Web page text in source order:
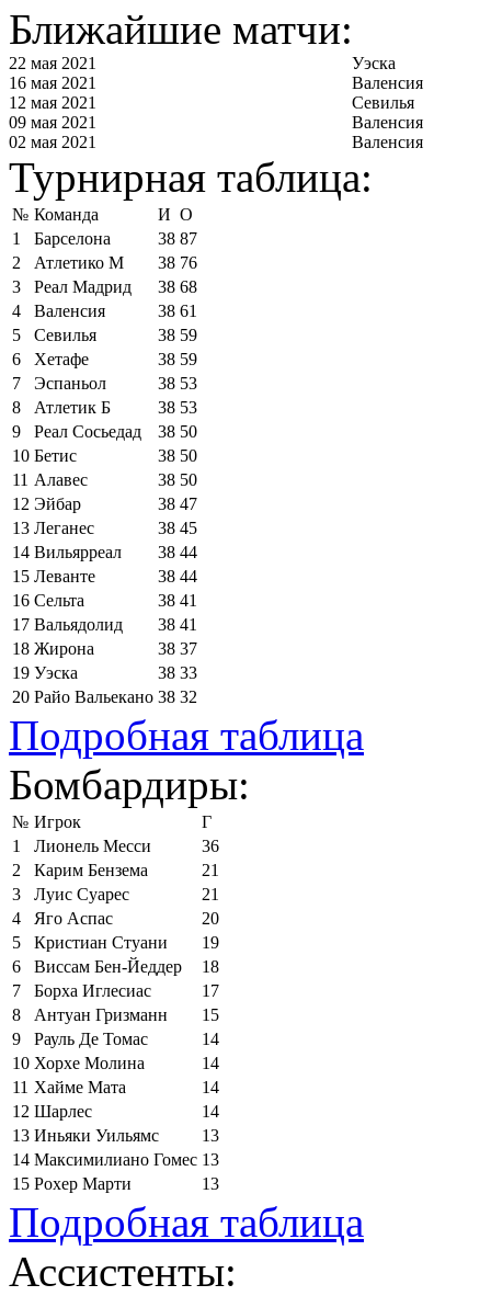
Ближайшие матчи:
22 мая 2021
Уэска
16 мая 2021
Валенсия
12 мая 2021
Севилья
09 мая 2021
Валенсия
02 мая 2021
Валенсия
Турнирная таблица:
№ Команда И О
1
Барселона 38 87
2
Атлетико М 38 76
3
Реал Мадрид 38 68
4
Валенсия 38 61
5
Севилья 38 59
6
Хетафе 38 59
7
Эспаньол 38 53
8
Атлетик Б 38 53
9
Реал Сосьедад 38 50
10 Бетис 38 50
11 Алавес 38 50
12 Эйбар 38 47
13 Леганес 38 45
14 Вильярреал 38 44
15 Леванте 38 44
16 Сельта 38 41
17 Вальядолид 38 41
18 Жирона 38 37
19 Уэска 38 33
20 Райо Вальекано 38 32
Подробная таблица
Бомбардиры:
№ Игрок
Г
1
Лионель Месси
36
2
Карим Бензема
21
3
Луис Суарес
21
4
Яго Аспас
20
5
Кристиан Стуани
19
6
Виссам Бен-Йеддер
18
7
Борха Иглесиас
17
8
Антуан Гризманн
15
9
Рауль Де Томас
14
10 Хорхе Молина
14
11 Хайме Мата
14
12 Шарлес
14
13 Иньяки Уильямс
13
14 Максимилиано Гомес 13
15 Рохер Марти 13
Подробная таблица
Ассистенты: